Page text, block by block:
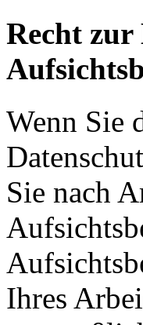
Recht zur
Wenn Sie
Sie nach
Ihres